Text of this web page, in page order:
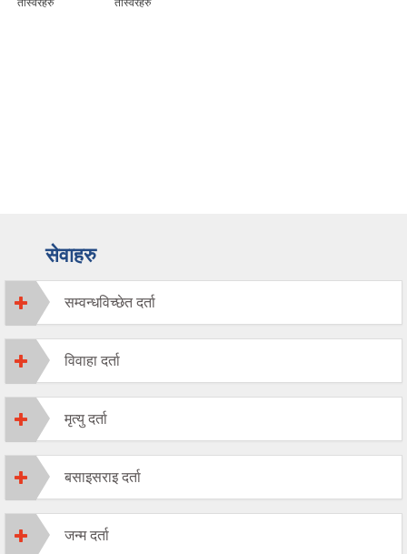
सेवाहरु
सम्वन्धविच्छेत दर्ता
विवाहा दर्ता
मृत्यु दर्ता
बसाइसराइ दर्ता
जन्म दर्ता